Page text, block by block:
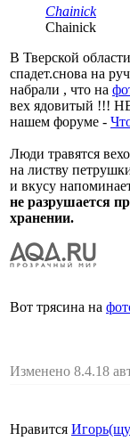
Chainick
Chainick
В Тверской
спадет.снова на
набрали , что на
вех ядовитый !!!
нашем форуме -
Люди травятся
на листву
и вкусу
не разрушается
хранении.
Вот трясина на
Изменено 8.4.18
Нравится